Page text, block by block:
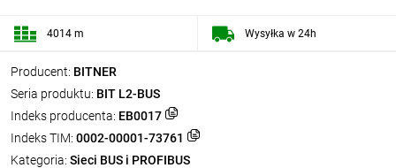
Producent: BITNER
Seria produktu: BIT L2-BUS
Indeks producenta: EB0017
Indeks TIM: 0002-00001-73761
Kategoria: Sieci BUS i PROFIBUS
4014 m Wysyłka w 24h